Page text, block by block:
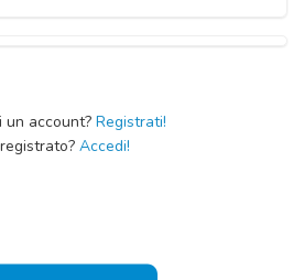
un account? Registrati!
Accedi!